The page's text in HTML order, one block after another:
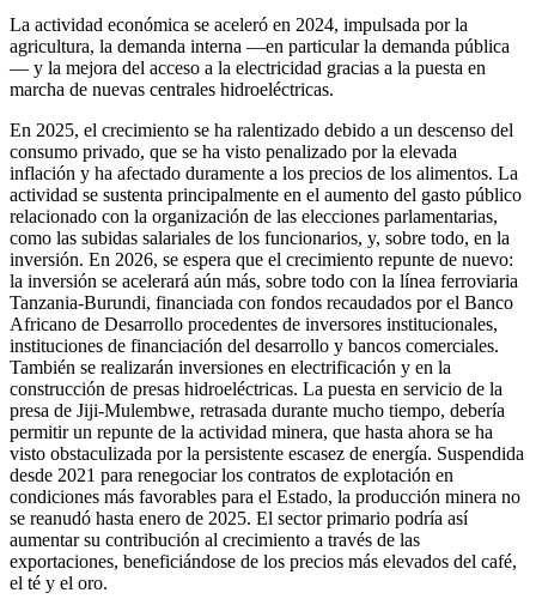
La actividad económica se aceleró en 2024, impulsada por la
agricultura, la demanda interna —en particular la demanda pública
— y la mejora del acceso a la electricidad gracias a la puesta en
marcha de nuevas centrales hidroeléctricas.
En 2025, el crecimiento se ha ralentizado debido a un descenso del
consumo privado, que se ha visto penalizado por la elevada
inflación y ha afectado duramente a los precios de los alimentos. La
actividad se sustenta principalmente en el aumento del gasto público
relacionado con la organización de las elecciones parlamentarias,
como las subidas salariales de los funcionarios, y, sobre todo, en la
inversión. En 2026, se espera que el crecimiento repunte de nuevo:
la inversión se acelerará aún más, sobre todo con la línea ferroviaria
Tanzania-Burundi, financiada con fondos recaudados por el Banco
Africano de Desarrollo procedentes de inversores institucionales,
instituciones de financiación del desarrollo y bancos comerciales.
También se realizarán inversiones en electrificación y en la
construcción de presas hidroeléctricas. La puesta en servicio de la
presa de Jiji-Mulembwe, retrasada durante mucho tiempo, debería
permitir un repunte de la actividad minera, que hasta ahora se ha
visto obstaculizada por la persistente escasez de energía. Suspendida
desde 2021 para renegociar los contratos de explotación en
condiciones más favorables para el Estado, la producción minera no
se reanudó hasta enero de 2025. El sector primario podría así
aumentar su contribución al crecimiento a través de las
exportaciones, beneficiándose de los precios más elevados del café,
el té y el oro.